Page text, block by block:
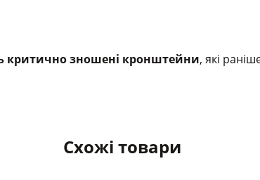
критично зношені кронштейни, які
Схожі товари